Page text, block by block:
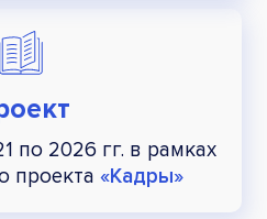
по 2026 гг. в рамках
проекта «Кадры»